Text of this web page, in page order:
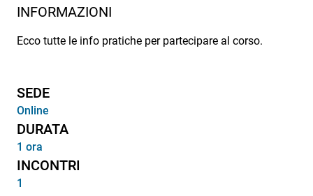
INFORMAZIONI
Ecco tutte le info pratiche per partecipare al corso.
SEDE
Online
DURATA
1 ora
INCONTRI
1